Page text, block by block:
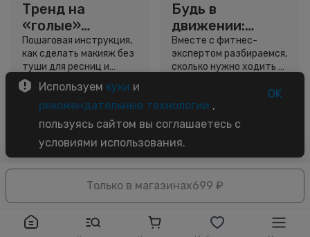
Только в магазинах699 ₽
Тренд на
«голые»
ресницы: как
выглядеть
свежо, не
используя тушь
Пошаговая инструкция,
как сделать макияж без
туши для ресниц и
звёздный образ для
вдохновения.
3 минуты
Будь в
движении:
сколько нужно
шагов для
красоты и
Вместе с фитнес-
экспертом разбираемся,
сколько нужно ходить и
5 минут
Используем куки и
рекомендательные технологии ,
пользуясь сайтом вы соглашаетесь с
условиями использования.
OK